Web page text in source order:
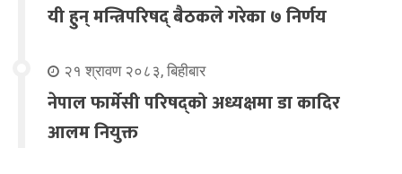
यी हुन् मन्त्रिपरिषद् बैठकले गरेका ७ निर्णय
२१ श्रावण २०८३, बिहीबार
नेपाल फार्मेसी परिषद्को अध्यक्षमा डा कादिर
आलम नियुक्त